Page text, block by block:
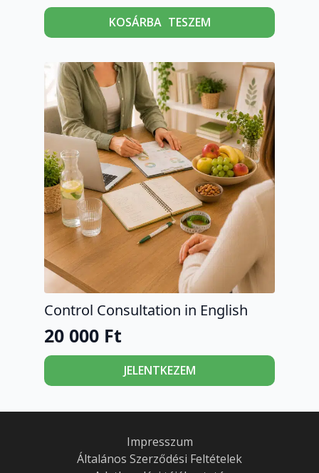
KOSÁRBA TESZEM
Control Consultation in English
20 000 Ft
JELENTKEZEM
Impresszum
Általános Szerződési Feltételek